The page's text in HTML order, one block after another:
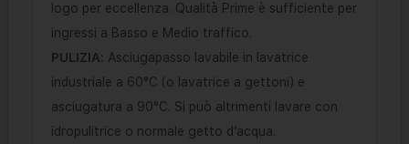
logo per eccellenza. Qualità Prime è sufficiente per
ingressi a Basso e Medio traffico.
PULIZIA: Asciugapasso lavabile in lavatrice
industriale a 60°C (o lavatrice a gettoni) e
asciugatura a 90°C. Si può altrimenti lavare con
idropulitrice o normale getto d’acqua.